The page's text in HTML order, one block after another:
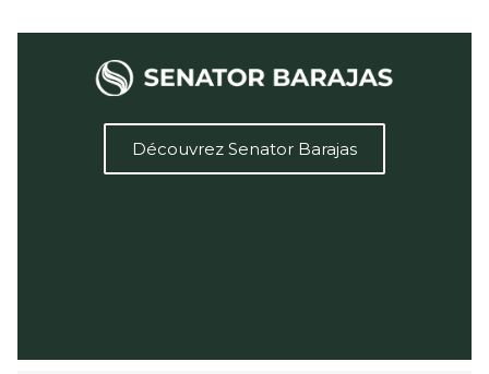
Découvrez Senator Barajas